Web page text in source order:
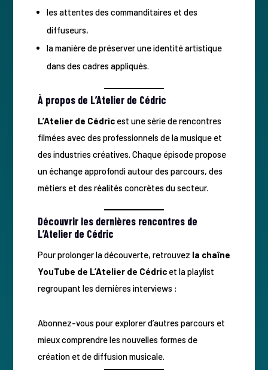
les attentes des commanditaires et des
diffuseurs,
la manière de préserver une identité artistique
dans des cadres appliqués.
À propos de L’Atelier de Cédric
L’Atelier de Cédricest une série de rencontres
filmées avec des professionnels de la musique et
des industries créatives. Chaque épisode propose
un échange approfondi autour des parcours, des
métiers et des réalités concrètes du secteur.
Découvrir les dernières rencontres de
L’Atelier de Cédric
Pour prolonger la découverte, retrouvez la chaîne
YouTube de L’Atelier de Cédricet la playlist
regroupant les dernières interviews :
Abonnez-vous pour explorer d’autres parcours et
mieux comprendre les nouvelles formes de
création et de diffusion musicale.